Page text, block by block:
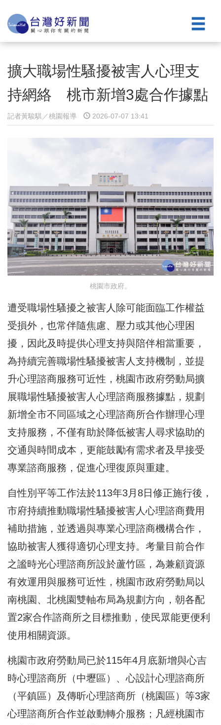
擴大職場性騷擾被害人心理支
持網絡 桃市新增3處合作據點
記者黃駿騏／桃園報導 2026-07-07 13:41
桃園市政府。
遭受職場性騷擾之被害人除可能面臨工作權益
受損外，也常伴隨焦慮、壓力或其他心理困
擾，因此及時提供心理支持與陪伴相當重要，
為持續完善職場性騷擾被害人支持機制，並提
升心理諮商服務可近性，桃園市政府勞動局擴
展職場性騷擾被害人心理諮商服務據點，規劃
新增全市不同區域之心理諮商所合作辦理心理
支持服務，不僅有助於降低被害人尋求協助的
交通與時間成本，更能鼓勵有需求者及早接受
專業諮商服務，促進心理復原與重建。
自性別平等工作法於113年3月8日修正施行後，
市府持續推動職場性騷擾被害人心理諮商費用
補助措施，並透過與專業心理諮商機構合作，
協助被害人獲得適切心理支持。考量目前合作
之謐時光心理諮商所設於蘆竹區，為兼顧資源
有效運用與服務可近性，桃園市政府勞動局以
南桃園、北桃園雙軸布局為規劃方向，朝各配
置2家合作諮商所之目標推動，使民眾能更便利
使用相關資源。
桃園市政府勞動局已於115年4月底新增與心吉
時心理諮商所（中壢區）、心設計心理諮商所
（平鎮區）及傳昕心理諮商所（桃園區）等3家
心理諮商所合作並啟動轉介服務；凡經桃園市